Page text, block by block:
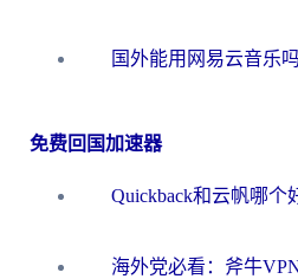
免费回国加速器